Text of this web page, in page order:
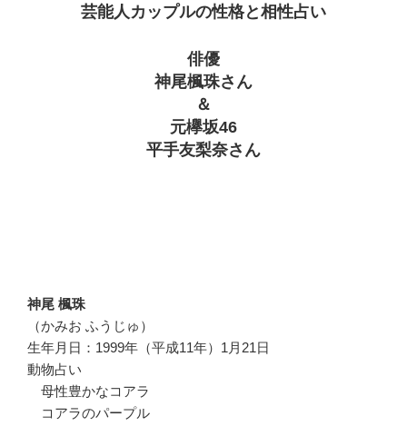
芸能人カップルの性格と相性占い
俳優
神尾楓珠さん
＆
元欅坂46
平手友梨奈さん
神尾 楓珠
（かみお ふうじゅ）
生年月日：1999年（平成11年）1月21日
動物占い
母性豊かなコアラ
コアラのパープル